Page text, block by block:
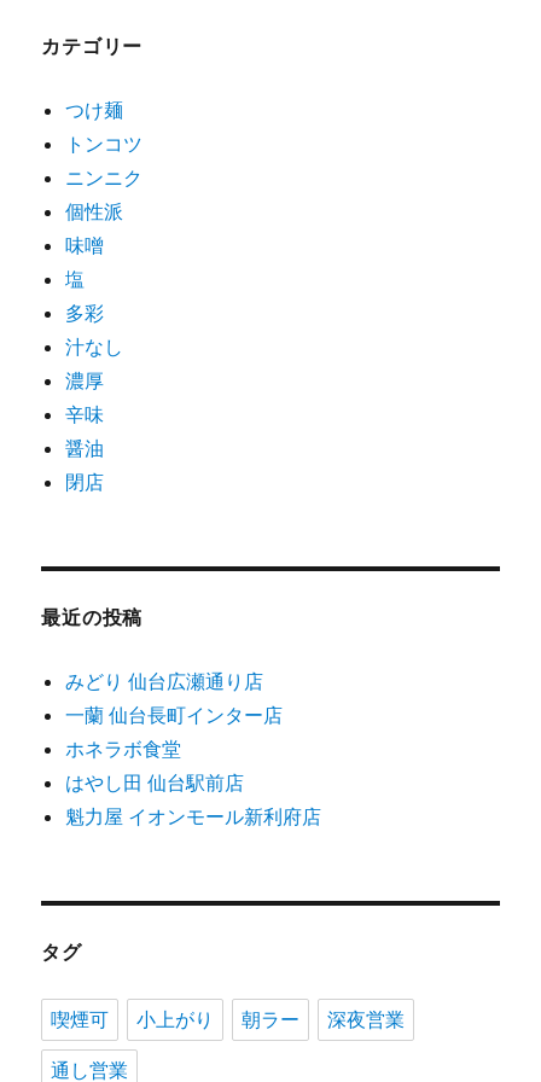
ー
シ
ン
カテゴリー
つけ麺
トンコツ
ニンニク
個性派
味噌
塩
多彩
汁なし
濃厚
辛味
醤油
閉店
最近の投稿
みどり 仙台広瀬通り店
一蘭 仙台長町インター店
ホネラボ食堂
はやし田 仙台駅前店
魁力屋 イオンモール新利府店
タグ
喫煙可 小上がり 朝ラー 深夜営業
通し営業